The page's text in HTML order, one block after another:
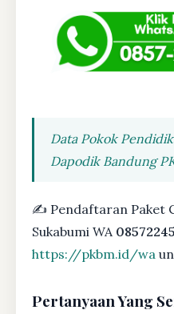
Data Pokok
Dapodik Bandung
✍ Pendaftaran Paket
Sukabumi WA
https://pkbm.id/wa
Pertanyaan Yang